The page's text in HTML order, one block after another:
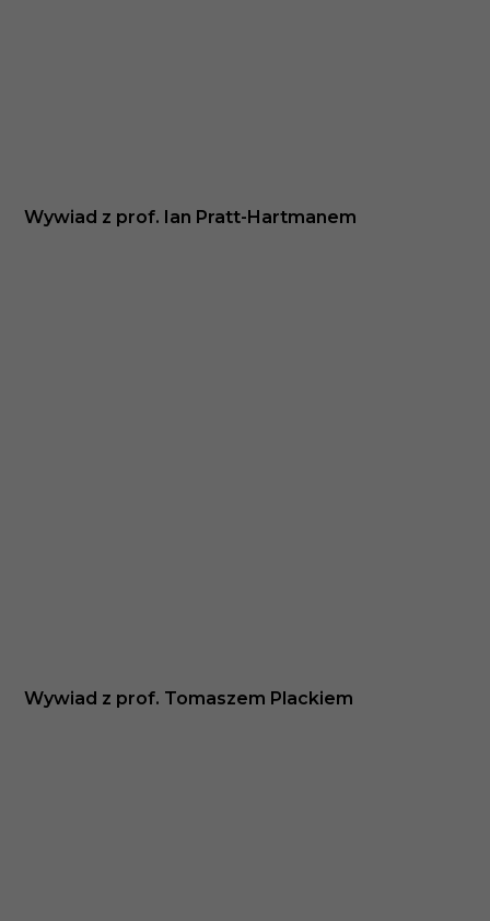
Wywiad z prof. Ian Pratt-Hartmanem
Wywiad z prof. Tomaszem Plackiem